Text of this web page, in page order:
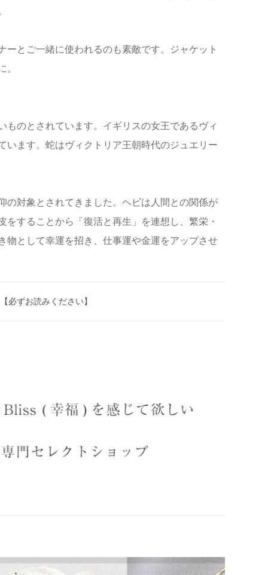
とご一緒に使われるのも素敵です。ジャケット
。
のとされています。イギリスの女王であるヴィ
います。蛇はヴィクトリア王朝時代のジュエリー
の対象とされてきました。ヘビは人間との関係が
することから「復活と再生」を連想し、繁栄・
物として幸運を招き、仕事運や金運をアップさせ
必ずお読みください】